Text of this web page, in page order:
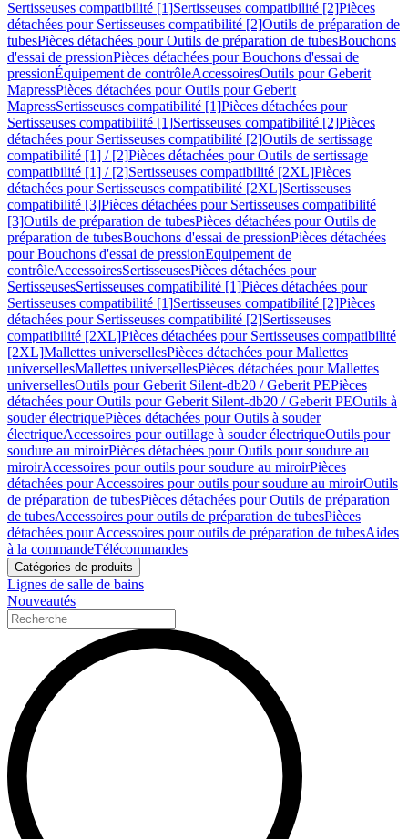
Sertisseuses compatibilité [1]Sertisseuses compatibilité [2]Pièces
détachées pour Sertisseuses compatibilité [2]Outils de préparation de
tubesPièces détachées pour Outils de préparation de tubesBouchons
d'essai de pressionPièces détachées pour Bouchons d'essai de
pressionÉquipement de contrôleAccessoiresOutils pour Geberit
MapressPièces détachées pour Outils pour Geberit
MapressSertisseuses compatibilité [1]Pièces détachées pour
Sertisseuses compatibilité [1]Sertisseuses compatibilité [2]Pièces
détachées pour Sertisseuses compatibilité [2]Outils de sertissage
compatibilité [1] / [2]Pièces détachées pour Outils de sertissage
compatibilité [1] / [2]Sertisseuses compatibilité [2XL]Pièces
détachées pour Sertisseuses compatibilité [2XL]Sertisseuses
compatibilité [3]Pièces détachées pour Sertisseuses compatibilité
[3]Outils de préparation de tubesPièces détachées pour Outils de
préparation de tubesBouchons d'essai de pressionPièces détachées
pour Bouchons d'essai de pressionEquipement de
contrôleAccessoiresSertisseusesPièces détachées pour
SertisseusesSertisseuses compatibilité [1]Pièces détachées pour
Sertisseuses compatibilité [1]Sertisseuses compatibilité [2]Pièces
détachées pour Sertisseuses compatibilité [2]Sertisseuses
compatibilité [2XL]Pièces détachées pour Sertisseuses compatibilité
[2XL]Mallettes universellesPièces détachées pour Mallettes
universellesMallettes universellesPièces détachées pour Mallettes
universellesOutils pour Geberit Silent-db20 / Geberit PEPièces
détachées pour Outils pour Geberit Silent-db20 / Geberit PEOutils à
souder électriquePièces détachées pour Outils à souder
électriqueAccessoires pour outillage à souder électriqueOutils pour
soudure au miroirPièces détachées pour Outils pour soudure au
miroirAccessoires pour outils pour soudure au miroirPièces
détachées pour Accessoires pour outils pour soudure au miroirOutils
de préparation de tubesPièces détachées pour Outils de préparation
de tubesAccessoires pour outils de préparation de tubesPièces
détachées pour Accessoires pour outils de préparation de tubesAides
à la commandeTélécommandes
Catégories de produits
Lignes de salle de bains
Nouveautés